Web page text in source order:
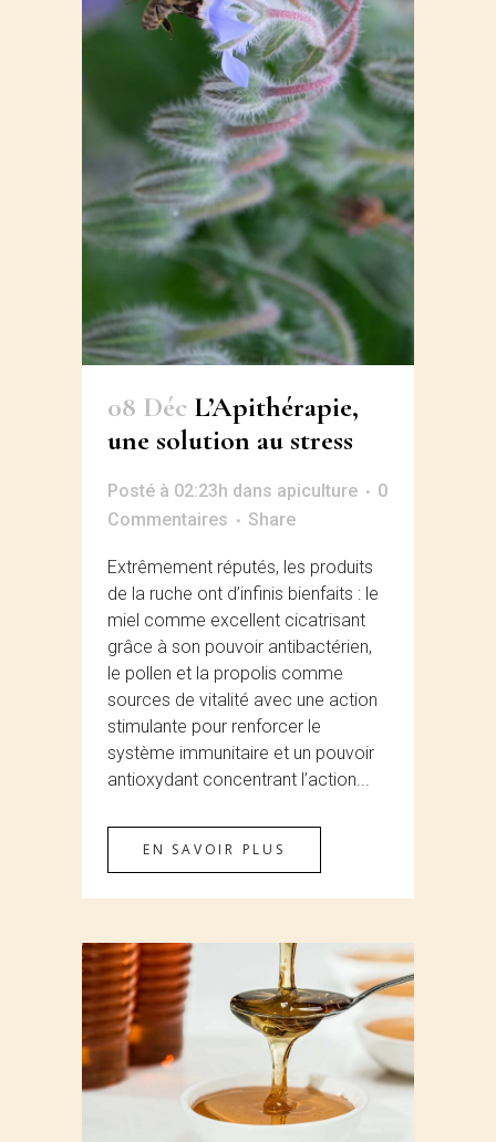
08 Déc L’Apithérapie,
une solution au stress
Posté à 02:23h dans apiculture
0
Commentaires
Share
Extrêmement réputés, les produits
de la ruche ont d’infinis bienfaits : le
miel comme excellent cicatrisant
grâce à son pouvoir antibactérien,
le pollen et la propolis comme
sources de vitalité avec une action
stimulante pour renforcer le
système immunitaire et un pouvoir
antioxydant concentrant l’action...
EN SAVOIR PLUS